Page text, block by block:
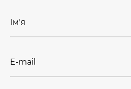
Ім'я
E-mail